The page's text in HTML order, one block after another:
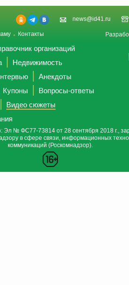
news@id41.ru
Контакты
организаций
Недвижимость
Анекдоты
Купоны
Вопросы-ответы
Видео сюжеты
Эл № ФС77-73814 от 28 сентября 2018 г.,
в сфере связи, информационных
коммуникаций (Роскомнадзор).